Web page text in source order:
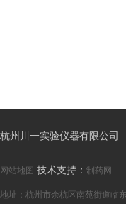
杭州川一实验仪器有限公司
网站地图 技术支持： 制药网
地址：杭州市余杭区南苑街道临